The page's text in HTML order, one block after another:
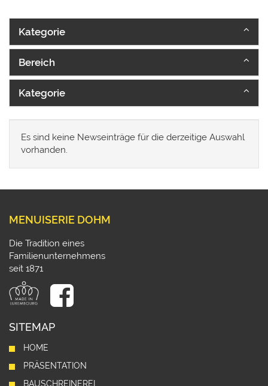
Kategorie
Bereich
Kategorie
Es sind keine Newseinträge für die derzeitige Auswahl
vorhanden.
MENUISERIE DOHM
Die Tradition eines
Familienunternehmens
seit 1871
SITEMAP
HOME
PRÄSENTATION
BAUSCHREINEREI